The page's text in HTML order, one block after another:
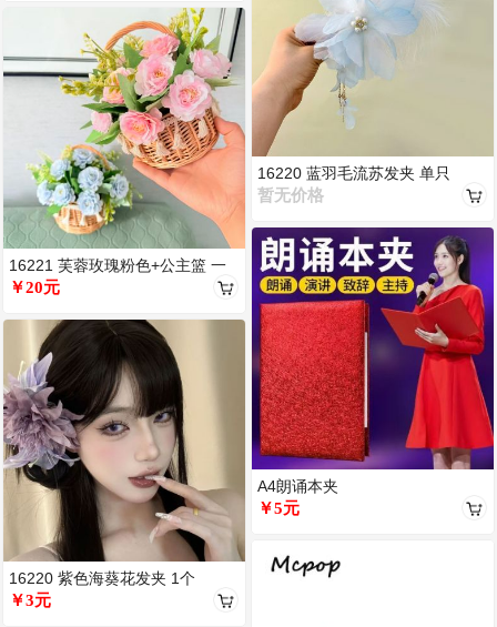
16221 芙蓉玫瑰粉色+公主篮 一
个
￥20元
16220 紫色海葵花发夹 1个
￥3元
16220 蓝羽毛流苏发夹 单只
暂无价格
A4朗诵本夹
￥5元